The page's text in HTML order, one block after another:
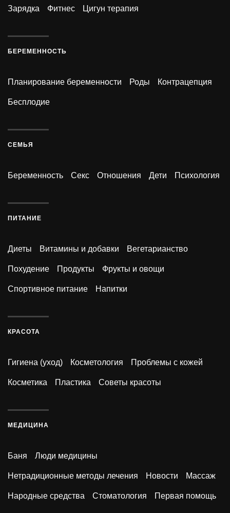
Зарядка Фитнес Цигун терапия
БЕРЕМЕННОСТЬ
Планирование беременности Роды Контрацепция
Бесплодие
СЕМЬЯ
Беременность Секс Отношения Дети Психология
ПИТАНИЕ
Диеты Витамины и добавки Вегетарианство
Похудение Продукты Фрукты и овощи
Спортивное питание Напитки
КРАСОТА
Гигиена (уход) Косметология Проблемы с кожей
Косметика Пластика Советы красоты
МЕДИЦИНА
Баня Люди медицины
Нетрадиционные методы лечения Новости Массаж
Народные средства Стоматология Первая помощь